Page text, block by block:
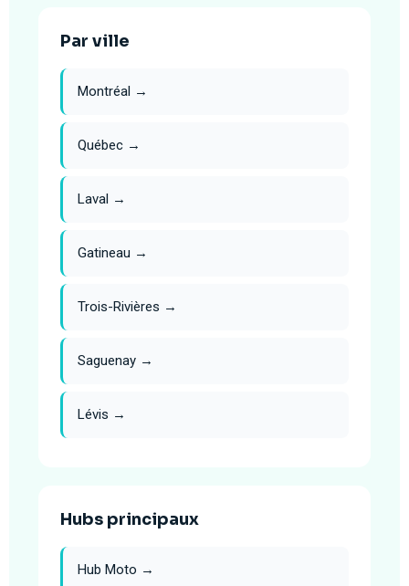
Par ville
Montréal →
Québec →
Laval →
Gatineau →
Trois-Rivières →
Saguenay →
Lévis →
Hubs principaux
Hub Moto →